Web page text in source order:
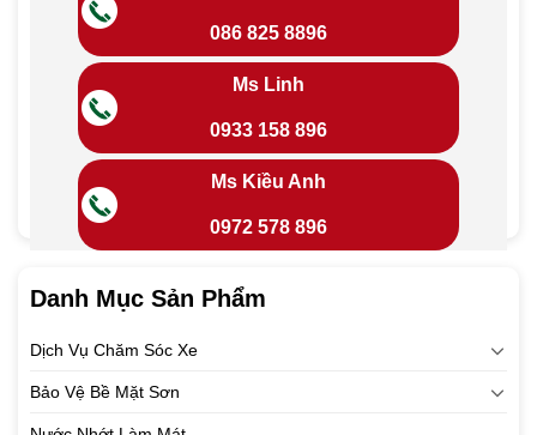
086 825 8896
Ms Linh
0933 158 896
Ms Kiều Anh
0972 578 896
Danh Mục Sản Phẩm
Dịch Vụ Chăm Sóc Xe
Bảo Vệ Bề Mặt Sơn